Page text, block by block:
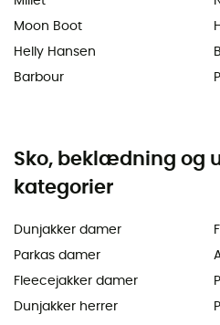
Moon Boot
Helly Hansen
Barbour
Sko, beklædning og
kategorier
Dunjakker damer
Parkas damer
Fleecejakker damer
Dunjakker herrer